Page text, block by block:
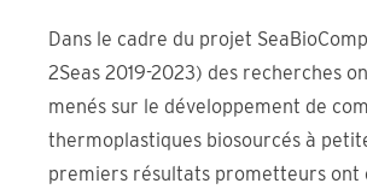
Dans le cadre du projet
2Seas 2019-2023) des recherches
menés sur le développement de
thermoplastiques biosourcés à
premiers résultats prometteurs ont